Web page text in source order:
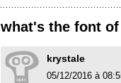
what's the font
krystale
05/12/2016 à